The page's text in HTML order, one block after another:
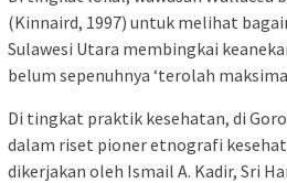
(Kinnaird, 1997) untuk melihat
Sulawesi Utara membingkai
belum sepenuhnya ‘terolah
Di tingkat praktik kesehatan, di
dalam riset pioner etnografi
dikerjakan oleh Ismail A. Kadir, Sri